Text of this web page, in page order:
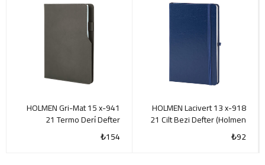
918-HOLMEN Lacivert 13 x
21 Cilt Bezi Defter (Holmen
Ki̇tap Kağıdı)
₺92
941-HOLMEN Gri-Mat 15 x
21 Termo Deri̇ Defter
(Holmen Ki̇tap Kağıdı)
₺154